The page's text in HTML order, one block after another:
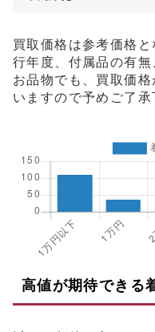
買取価格は参考価格
行年度、付属品の有
お品物でも、買取価
いますので予めご了承
高値が期待できる